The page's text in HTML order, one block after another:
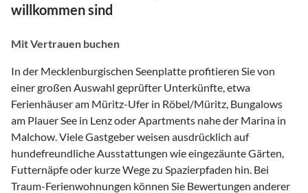
willkommen sind
Mit Vertrauen buchen
In der Mecklenburgischen Seenplatte profitieren Sie von
einer großen Auswahl geprüfter Unterkünfte, etwa
Ferienhäuser am Müritz-Ufer in Röbel/Müritz, Bungalows
am Plauer See in Lenz oder Apartments nahe der Marina in
Malchow. Viele Gastgeber weisen ausdrücklich auf
hundefreundliche Ausstattungen wie eingezäunte Gärten,
Futternäpfe oder kurze Wege zu Spazierpfaden hin. Bei
Traum-Ferienwohnungen können Sie Bewertungen anderer